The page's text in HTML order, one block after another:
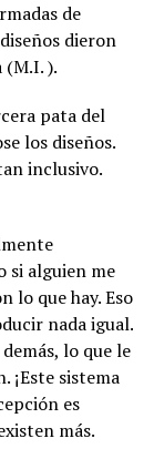
de
dieron
).
pata del
los diseños.
inclusivo.
si alguien me
lo que hay. Eso
nada igual.
lo que le
¡Este sistema
es
más.